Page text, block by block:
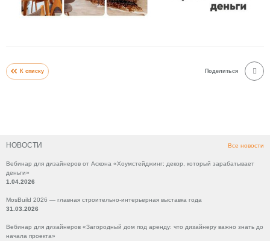
НОВОСТИ Все новости
Вебинар для дизайнеров от Аскона «Хоумстейджинг: декор, который зарабатывает
деньги»
1.04.2026
MosBuild 2026 — главная строительно-интерьерная выставка года
31.03.2026
Вебинар для дизайнеров «Загородный дом под аренду: что дизайнеру важно знать до
начала проекта»
К списку Поделиться